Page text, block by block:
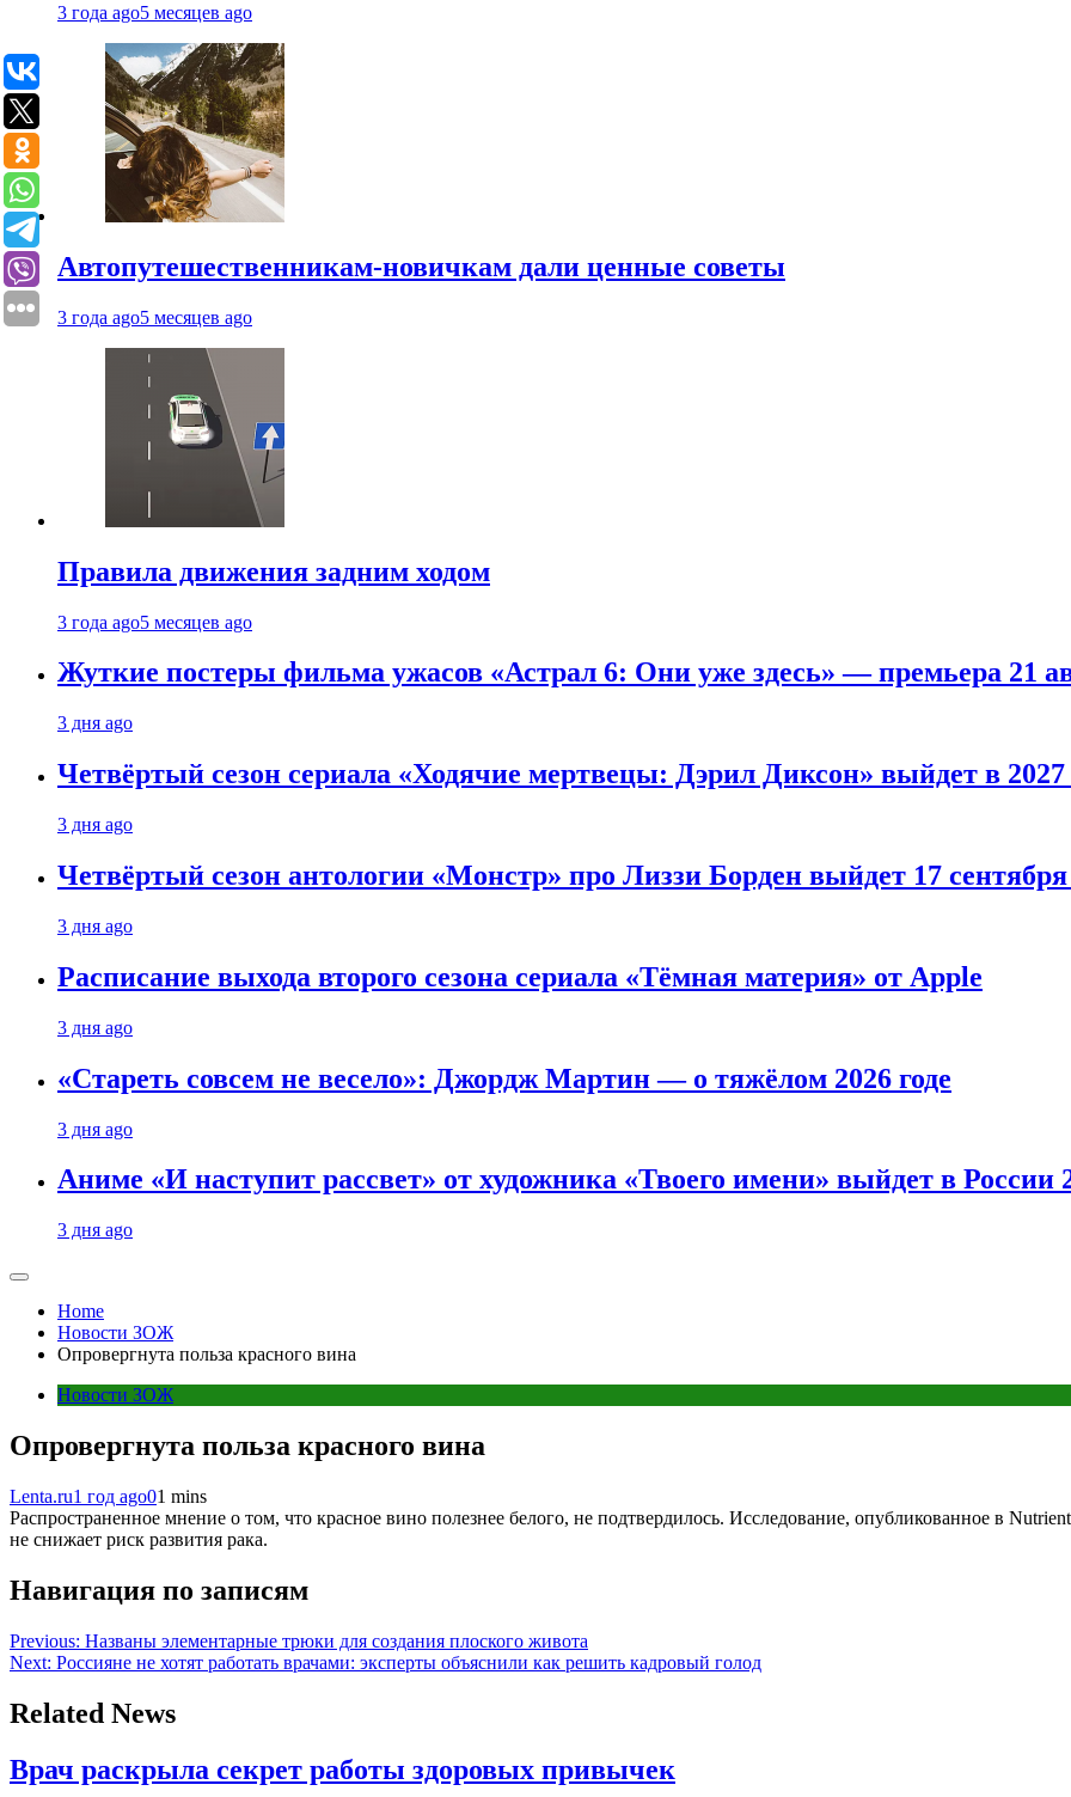
3 года ago5 месяцев ago
Автопутешественникам-новичкам дали ценные советы
3 года ago5 месяцев ago
Правила движения задним ходом
3 года ago5 месяцев ago
Жуткие постеры фильма ужасов «Астрал 6: Они уже здесь» — премьера 21
3 дня ago
Четвёртый сезон сериала «Ходячие мертвецы: Дэрил Диксон» выйдет в 2027
3 дня ago
Четвёртый сезон антологии «Монстр» про Лиззи Борден выйдет 17
3 дня ago
Расписание выхода второго сезона сериала «Тёмная материя» от Apple
3 дня ago
«Стареть совсем не весело»: Джордж Мартин — о тяжёлом 2026 годе
3 дня ago
Аниме «И наступит рассвет» от художника «Твоего имени» выйдет в России
3 дня ago
Home
Новости ЗОЖ
Опровергнута польза красного вина
Новости ЗОЖ
Опровергнута польза красного вина
Lenta.ru1 год ago01 mins
Распространенное мнение о том, что красное вино полезнее белого, не подтвердилось. Исследование, опубликованное в
не снижает риск развития рака.
Навигация по записям
Previous: Названы элементарные трюки для создания плоского живота
Next: Россияне не хотят работать врачами: эксперты объяснили как решить кадровый голод
Related News
Врач раскрыла секрет работы здоровых привычек